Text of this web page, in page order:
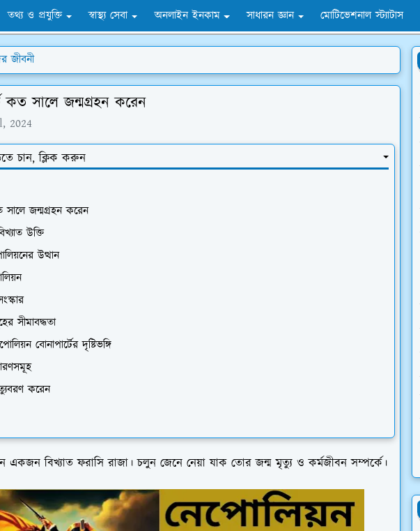
তথ্য ও প্রযুক্তি স্বাস্থ্য সেবা অনলাইন ইনকাম সাধারন জ্ঞান মোটিভেশনাল স্ট্যাটাস
জীবনী
কত সালে জন্মগ্রহন করেন
2024
চান, ক্লিক করুন
সালে জন্মগ্রহন করেন
উক্তি
উত্থান
সীমাবদ্ধতা
বোনাপার্টের দৃষ্টিভঙ্গি
করেন
একজন বিখ্যাত ফরাসি রাজা। চলুন জেনে নেয়া যাক তোর জন্ম মৃত্যু ও কর্মজীবন সম্পর্কে।